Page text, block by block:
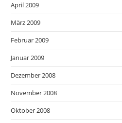
April 2009
März 2009
Februar 2009
Januar 2009
Dezember 2008
November 2008
Oktober 2008